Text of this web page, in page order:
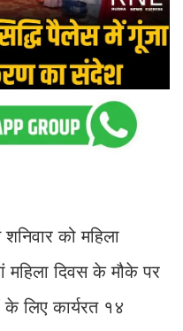
शनिवार को महिला
महिला दिवस के मौके पर
लिए कार्यरत १४